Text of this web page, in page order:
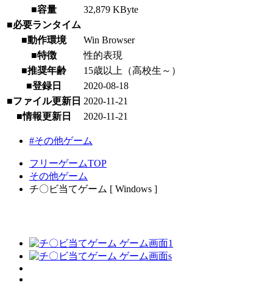
■容量
32,879 KByte
■必要ランタイム
■動作環境
Win Browser
■特徴
性的表現
■推奨年齢
15歳以上（高校生～）
■登録日
2020-08-18
■ファイル更新日 2020-11-21
■情報更新日
2020-11-21
#その他ゲーム
フリーゲームTOP
その他ゲーム
チ〇ビ当てゲーム [ Windows ]